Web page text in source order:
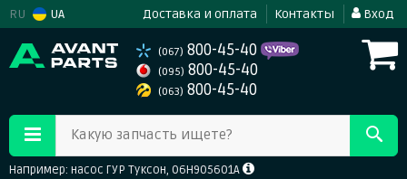
RU UA Доставка и оплата Контакты Вход
(067) 800-45-40
(095) 800-45-40
(063) 800-45-40
Какую запчасть ищете?
Например: насос ГУР Туксон, 06H905601A